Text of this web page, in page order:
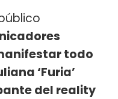
todo
‘Furia’
del reality